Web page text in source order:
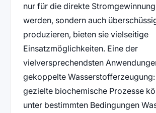
nur für die direkte
werden, sondern auch
produzieren, bieten sie vielseitige
Einsatzmöglichkeiten. Eine der
vielversprechendsten
gekoppelte
gezielte biochemische Prozesse
unter bestimmten Bedingungen